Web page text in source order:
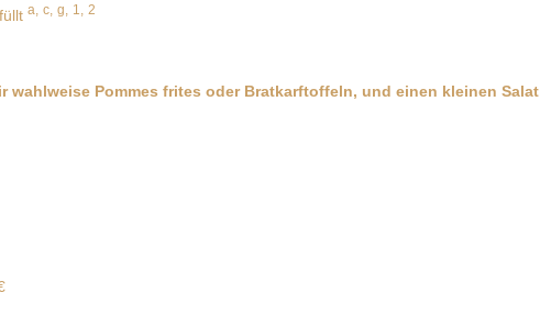
a, c, g, 1, 2
wahlweise Pommes frites oder Bratkarftoffeln, und einen kleinen Salat